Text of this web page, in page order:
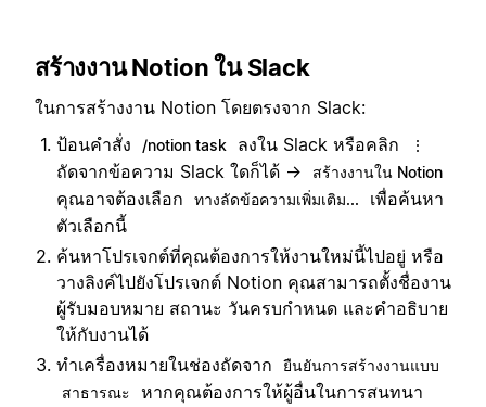
สร้างงาน Notion ใน Slack
ในการสร้างงาน Notion โดยตรงจาก Slack:
ป้อนคำสั่ง
/notion task ลงใน Slack หรือคลิก ⋮
ถัดจากข้อความ Slack ใดก็ได้ → สร้างงานใน Notion
คุณอาจต้องเลือก ทางลัดข้อความเพิ่มเติม...
เพื่อค้นหา
ตัวเลือกนี้
ค้นหาโปรเจกต์ที่คุณต้องการให้งานใหม่นี้ไปอยู่ หรือ
วางลิงค์ไปยังโปรเจกต์ Notion คุณสามารถตั้งชื่องาน
ผู้รับมอบหมาย สถานะ วันครบกำหนด และคำอธิบาย
ให้กับงานได้
ทำเครื่องหมายในช่องถัดจาก
ยืนยันการสร้างงานแบบ
สาธารณะ
หากคุณต้องการให้ผู้อื่นในการสนทนา